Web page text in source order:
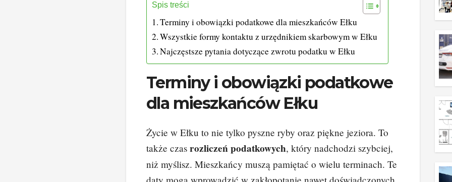
Spis treści
Terminy i obowiązki podatkowe dla mieszkańców Ełku
Wszystkie formy kontaktu z urzędnikiem skarbowym w Ełku
Najczęstsze pytania dotyczące zwrotu podatku w Ełku
Terminy i obowiązki podatkowe
dla mieszkańców Ełku
Życie w Ełku to nie tylko pyszne ryby oraz piękne jeziora. To
także czas rozliczeń podatkowych, który nadchodzi szybciej,
niż myślisz. Mieszkańcy muszą pamiętać o wielu terminach. Te